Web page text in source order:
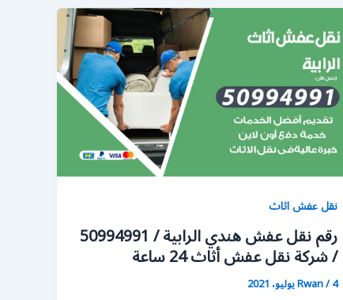
نقل عفش اثاث
رقم نقل عفش هندي الرابية / 50994991
/ شركة نقل عفش أثاث 24 ساعة
Rwan/4 يوليو، 2021